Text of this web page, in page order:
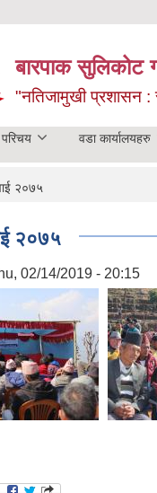
बारपाक सुलिकोट
"नतिजामुखी प्रशासन
परिचय वडा कार्यालयहरु
२०७५
२०७५
02/14/2019 - 20:15